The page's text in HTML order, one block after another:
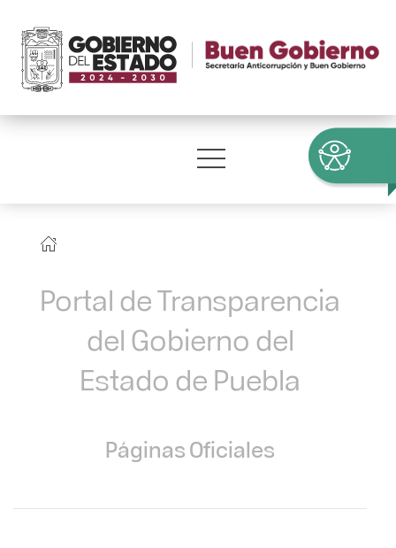
Portal de Transparencia
del Gobierno del
Estado de Puebla
Páginas Oficiales